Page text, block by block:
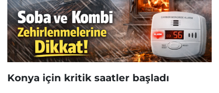
Konya için kritik saatler başladı